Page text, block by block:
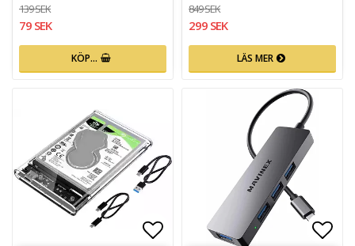
139 SEK
79 SEK
KÖP…
849 SEK
299 SEK
LÄS MER